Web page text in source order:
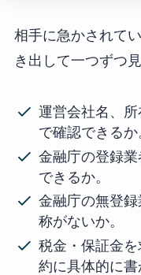
相手に急かされて
き出して一つずつ
運営会社名、
で確認できるか
金融庁の登録
できるか。
金融庁の無登
称がないか。
税金・保証金
約に具体的に書